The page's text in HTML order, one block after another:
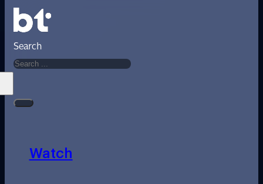
Search
Watch